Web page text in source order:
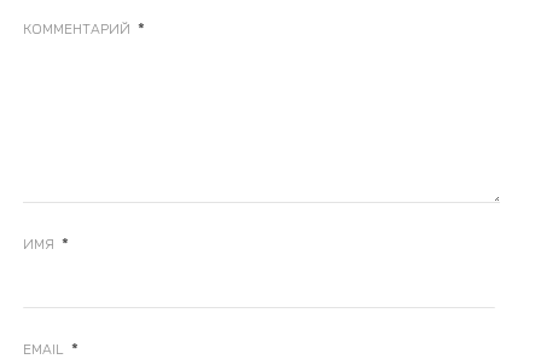
КОММЕНТАРИЙ *
ИМЯ *
EMAIL *